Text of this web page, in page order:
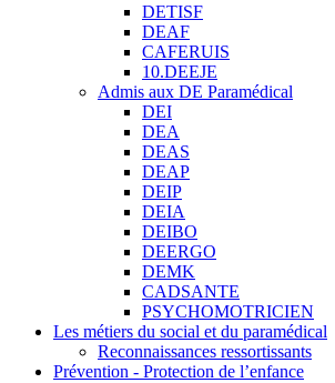
DETISF
DEAF
CAFERUIS
10.DEEJE
Admis aux DE Paramédical
DEI
DEA
DEAS
DEAP
DEIP
DEIA
DEIBO
DEERGO
DEMK
CADSANTE
PSYCHOMOTRICIEN
Les métiers du social et du paramédical
Reconnaissances ressortissants
Prévention - Protection de l’enfance